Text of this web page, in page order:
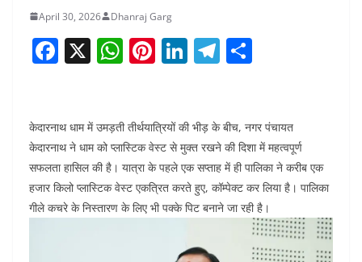
April 30, 2026 Dhanraj Garg
F
e
b
o
o
X W
s
A
p
p
Pi
e
st
Li
e
dI
n
T
gr
a
m
e
केदारनाथ धाम में उमड़ती तीर्थयात्रियों की भीड़ के बीच, नगर पंचायत
केदारनाथ ने धाम को प्लास्टिक वेस्ट से मुक्त रखने की दिशा में महत्वपूर्ण
सफलता हासिल की है। यात्रा के पहले एक सप्ताह में ही पालिका ने करीब एक
हजार किलो प्लास्टिक वेस्ट एकत्रित करते हुए, कॉम्पेक्ट कर लिया है। पालिका
गीले कचरे के निस्तारण के लिए भी पक्के पिट बनाने जा रही है।